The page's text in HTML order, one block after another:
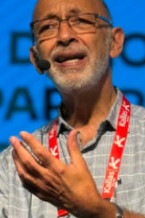
agora envelhecer
a sociedade […]